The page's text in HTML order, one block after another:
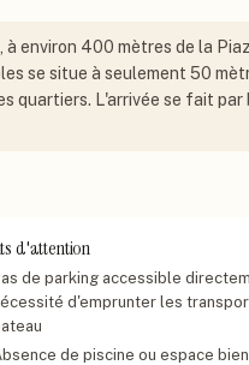
à environ 400 mètres de la
se situe à seulement 50
quartiers. L'arrivée se fait par
d'attention
de parking accessible
d'emprunter les
de piscine ou espace